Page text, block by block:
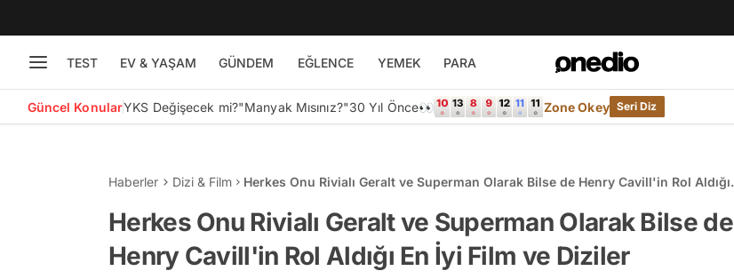
TEST EV & YAŞAM GÜNDEM EĞLENCE YEMEK PARA
Güncel KonularYKS Değişecek mi?"Manyak Mısınız?"30 Yıl Önce👀 Zone Okey Seri Diz
Haberler Dizi & Film
Herkes Onu Rivialı Geralt ve Superman Olarak Bilse de Henry Cavill'in Rol Aldığı
Herkes Onu Rivialı Geralt ve Superman Olarak Bilse de
Henry Cavill'in Rol Aldığı En İyi Film ve Diziler